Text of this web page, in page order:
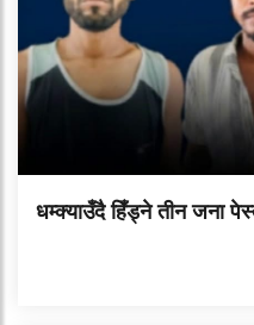
धम्क्याउँदै हिँड्ने तीन जना